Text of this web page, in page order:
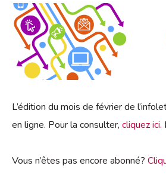
L’édition du mois de février de
en ligne. Pour la consulter, cliquez ici.
Vous n’êtes pas encore abonné?